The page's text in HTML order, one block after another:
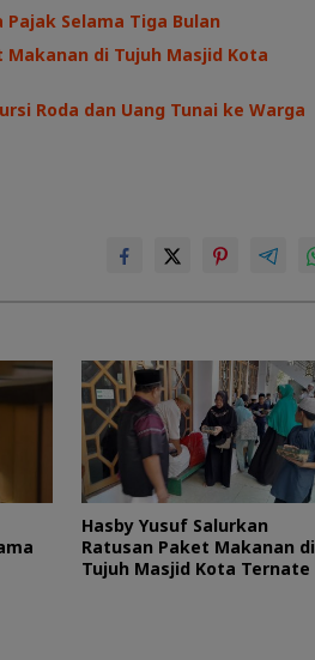
Selama Tiga Bulan
Makanan di Tujuh Masjid Kota
Roda dan Uang Tunai ke Warga
Hasby Yusuf Salurkan
Ratusan Paket Makanan di
Tujuh Masjid Kota Ternate